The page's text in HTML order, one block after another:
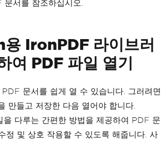
서를 참조하십시오.
IronPDF 라이브러
여 PDF 파일 열기
문서를 쉽게 열 수 있습니다. 그러려면
만들고 저장한 다음 열어야 합니다.
다루는 간편한 방법을 제공하여 PDF 문
정 및 상호 작용할 수 있도록 해줍니다. 사